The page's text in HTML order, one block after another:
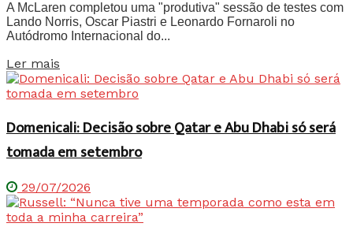
A McLaren completou uma "produtiva" sessão de testes com
Lando Norris, Oscar Piastri e Leonardo Fornaroli no
Autódromo Internacional do...
Ler mais
Domenicali: Decisão sobre Qatar e Abu Dhabi só será
tomada em setembro
29/07/2026